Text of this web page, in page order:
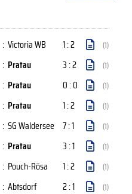
: Victoria WB 1 : 2 (1)
: Pratau 3 : 2 (1)
: Pratau 0 : 0 (1)
: Pratau 1 : 2 (1)
: SG Waldersee 7 : 1 (1)
: Pratau 3 : 1 (1)
: Pouch-Rösa 1 : 2 (1)
: Abtsdorf 2 : 1 (1)